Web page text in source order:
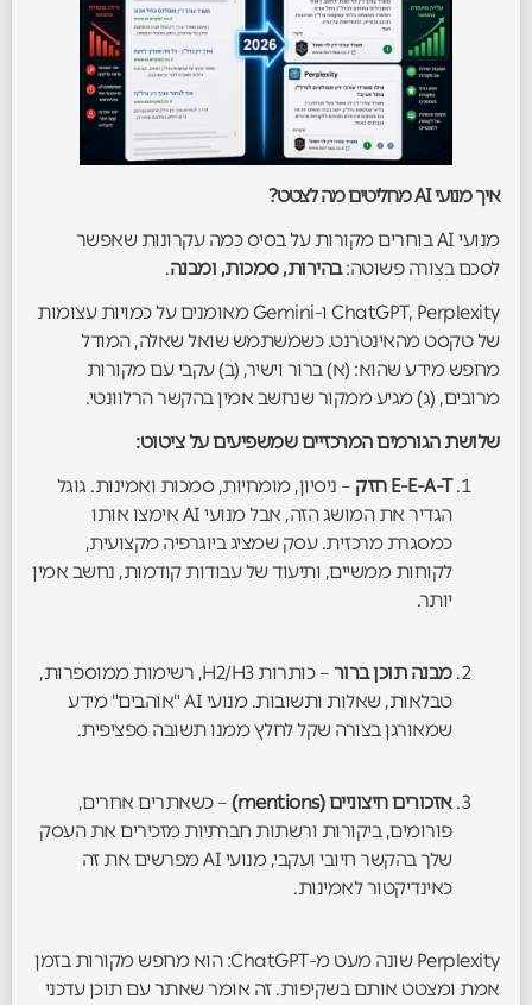
איך מנועי AI מחליטים מה לצטט?
מנועי AI בוחרים מקורות על בסיס כמה עקרונות שאפשר
לסכם בצורה פשוטה:בהירות, סמכות, ומבנה.
ChatGPT, Perplexity ו-Gemini מאומנים על כמויות עצומות
של טקסט מהאינטרנט. כשמשתמש שואל שאלה, המודל
מחפש מידע שהוא: (א) ברור וישיר, (ב) עקבי עם מקורות
מרובים, (ג) מגיע ממקור שנחשב אמין בהקשר הרלוונטי.
שלושת הגורמים המרכזיים שמשפיעים על ציטוט:
E-E-A-T חזק
– ניסיון, מומחיות, סמכות ואמינות. גוגל
הגדיר את המושג הזה, אבל מנועי AI אימצו אותו
כמסגרת מרכזית. עסק שמציג ביוגרפיה מקצועית,
לקוחות ממשיים, ותיעוד של עבודות קודמות, נחשב אמין
יותר.
מבנה תוכן ברור
– כותרות H2/H3, רשימות ממוספרות,
טבלאות, שאלות ותשובות. מנועי AI "אוהבים" מידע
שמאורגן בצורה שקל לחלץ ממנו תשובה ספציפית.
אזכורים חיצוניים (mentions)
– כשאתרים אחרים,
פורומים, ביקורות ורשתות חברתיות מזכירים את העסק
שלך בהקשר חיובי ועקבי, מנועי AI מפרשים את זה
כאינדיקטור לאמינות.
Perplexity שונה מעט מ-ChatGPT: הוא מחפש מקורות בזמן
אמת ומצטט אותם בשקיפות. זה אומר שאתר עם תוכן עדכני